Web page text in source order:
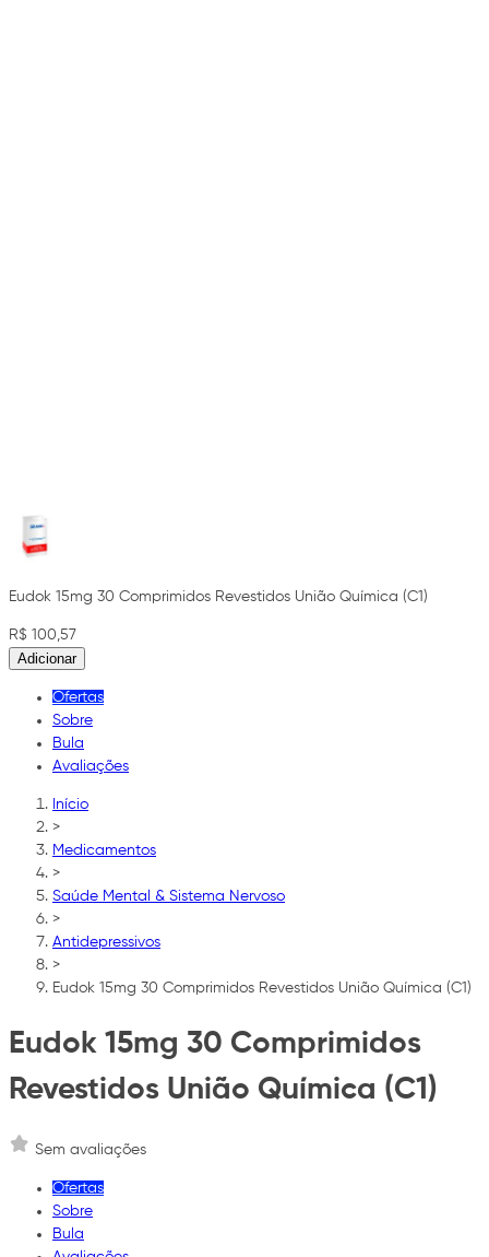
Eudok 15mg 30 Comprimidos Revestidos União Química (C1)
R$ 100,57
Adicionar
Ofertas
Sobre
Bula
Avaliações
Início
>
Medicamentos
>
Saúde Mental & Sistema Nervoso
>
Antidepressivos
>
Eudok 15mg 30 Comprimidos Revestidos União Química (C1)
Eudok 15mg 30 Comprimidos
Revestidos União Química (C1)
Sem avaliações
Ofertas
Sobre
Bula